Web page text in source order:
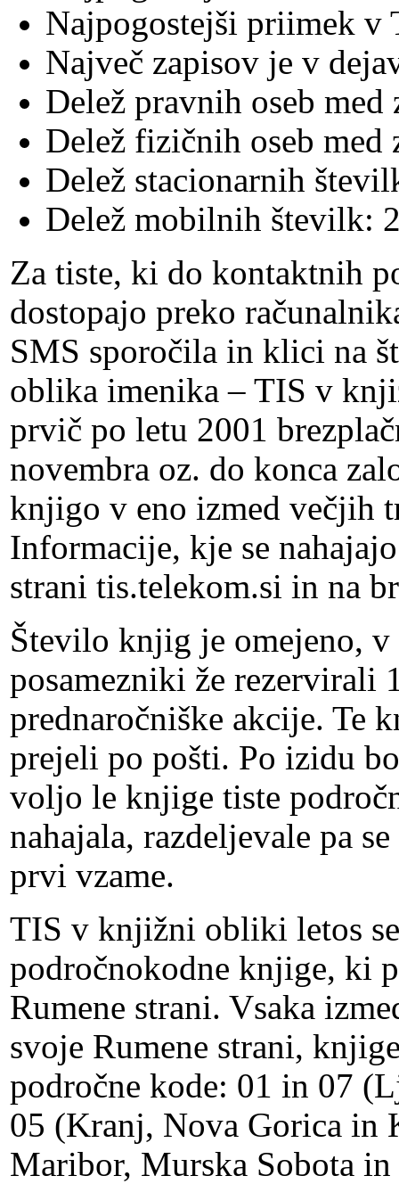
Najpogostejši priimek v
Največ zapisov je v
Delež pravnih oseb
Delež fizičnih oseb med
Delež stacionarnih
Delež mobilnih številk:
Za tiste, ki do kontaktnih
dostopajo preko
SMS sporočila in klici na
oblika imenika – TIS v
prvič po letu 2001
novembra oz. do konca
knjigo v eno izmed večjih
Informacije, kje se
strani tis.telekom.si in na
Število knjig je omejeno, v
posamezniki že
prednaročniške akcije. Te
prejeli po pošti. Po izidu
voljo le knjige tiste
nahajala, razdeljevale pa
prvi vzame.
TIS v knjižni obliki letos
področnokodne knjige, ki
Rumene strani. Vsaka
svoje Rumene strani,
področne kode: 01 in 07
05 (Kranj, Nova Gorica in
Maribor, Murska Sobota